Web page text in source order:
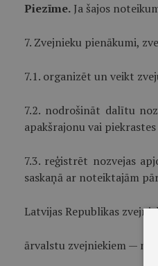
Piezīme. Ja šajos
7. Zvejnieku pienākumi,
7.1. organizēt un veikt
7.2. nodrošināt dalītu
apakšrajonu vai
7.3. reģistrēt nozvejas
saskaņā ar noteiktajām
Latvijas Republikas
ārvalstu zvejniekiem — ne